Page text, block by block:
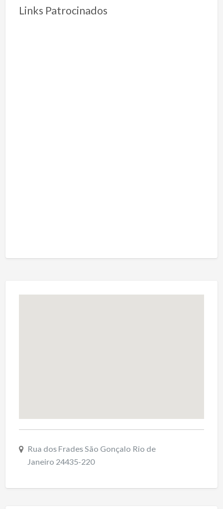
Links Patrocinados
Rua dos Frades São Gonçalo Rio de
Janeiro 24435-220